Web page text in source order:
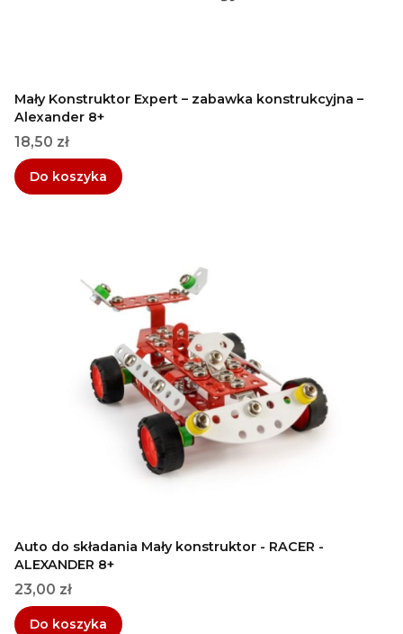
Mały Konstruktor Expert – zabawka konstrukcyjna –
Alexander 8+
Cena
18,50 zł
Do koszyka
Auto do składania Mały konstruktor - RACER -
ALEXANDER 8+
Cena
23,00 zł
Do koszyka